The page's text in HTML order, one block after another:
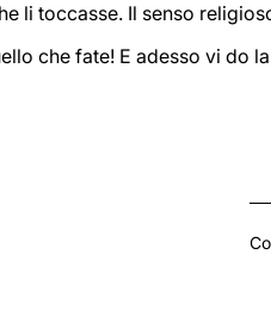
li toccasse. Il senso
che fate! E adesso vi do